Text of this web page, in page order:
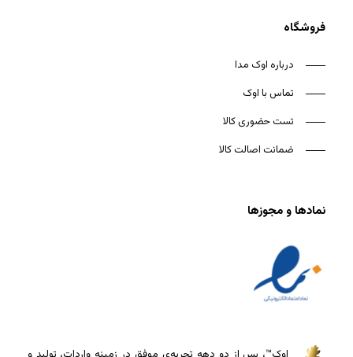
فروشگاه
درباره اوک مدا
تماس با اوک
تست حضوری کالا
ضمانت اصالت کالا
نمادها و مجوزها